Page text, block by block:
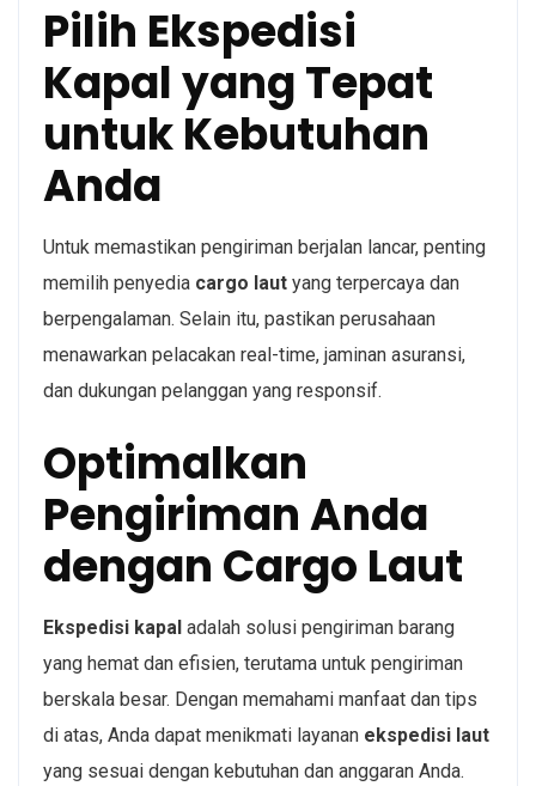
Pilih Ekspedisi
Kapal yang Tepat
untuk Kebutuhan
Anda
Untuk memastikan pengiriman berjalan lancar, penting
memilih penyedia cargo laut yang terpercaya dan
berpengalaman. Selain itu, pastikan perusahaan
menawarkan pelacakan real-time, jaminan asuransi,
dan dukungan pelanggan yang responsif.
Optimalkan
Pengiriman Anda
dengan Cargo Laut
Ekspedisi kapal adalah solusi pengiriman barang
yang hemat dan efisien, terutama untuk pengiriman
berskala besar. Dengan memahami manfaat dan tips
di atas, Anda dapat menikmati layanan ekspedisi laut
yang sesuai dengan kebutuhan dan anggaran Anda.